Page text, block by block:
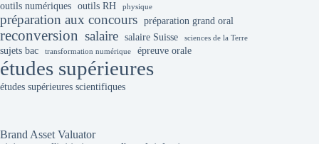
outils numériques outils RH physique
préparation aux concours préparation grand oral
reconversion salaire salaire Suisse sciences de la Terre
sujets bac transformation numérique épreuve orale
études supérieures
études supérieures scientifiques
Brand Asset Valuator